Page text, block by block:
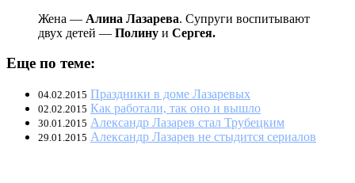
Жена — Алина Лазарева. Супруги воспитывают
двух детей — Полину и Сергея.
Еще по теме:
04.02.2015 Праздники в доме Лазаревых
02.02.2015 Как работали, так оно и вышло
30.01.2015 Александр Лазарев стал Трубецким
29.01.2015 Александр Лазарев не стыдится сериалов